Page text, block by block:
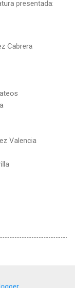
presentada:
Cabrera
Valencia